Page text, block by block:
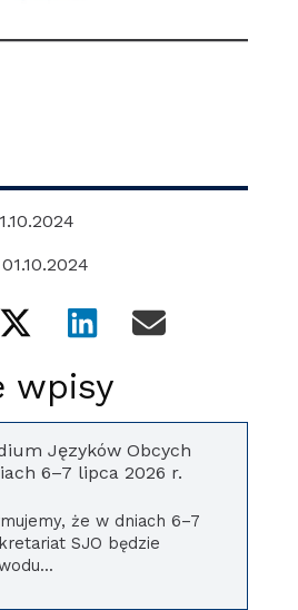
01.10.2024
wpisy
Języków Obcych
6–7 lipca 2026 r.
że w dniach 6–7
SJO będzie